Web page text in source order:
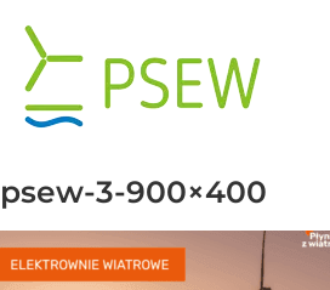
content
psew-3-900×400